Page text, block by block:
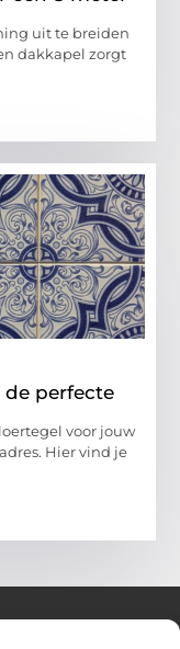
uit te breiden
dakkapel zorgt
perfecte
voor jouw
Hier vind je